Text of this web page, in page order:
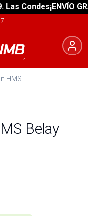
Condes¡ENVÍO
|
HMS
Belay